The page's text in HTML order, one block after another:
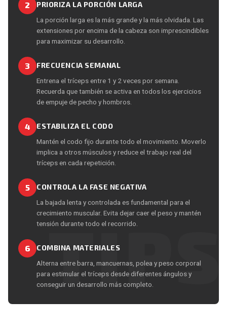
2 PRIORIZA LA PORCIÓN LARGA
La porción larga es la más grande y la más olvidada. Las
extensiones por encima de la cabeza son imprescindibles
para maximizar su desarrollo.
3 FRECUENCIA SEMANAL
Entrena el tríceps entre 1 y 2 veces por semana.
Recuerda que también se activa en todos los ejercicios
de empuje de pecho y hombros.
4 ESTABILIZA EL CODO
Mantén el codo fijo durante todo el movimiento. Moverlo
implica a otros músculos y reduce el trabajo real del
tríceps en cada repetición.
5 CONTROLA LA FASE NEGATIVA
La bajada lenta y controlada es fundamental para el
crecimiento muscular. Evita dejar caer el peso y mantén
tensión durante todo el recorrido.
6 COMBINA MATERIALES
Alterna entre barra, mancuernas, polea y peso corporal
para estimular el tríceps desde diferentes ángulos y
conseguir un desarrollo más completo.